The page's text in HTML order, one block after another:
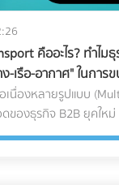
ได้อย่างมีประ
อตใหญ่อยู่ใช่ไหม? ไม่ต้
าย! ค้นหาและเปรียบเ
ส่งเหมาคัน, และบริษัท
ประเภท ผ่านการคัดกร
ริมาณการเข้า-ออกขอ
อสินค้าที่มีน้ำหนักมาก/
จุดรับสินค้าและจุดจ่าย
ะด้านของผนังอาคาร)
คาร หรือพื้นที่ที่ดิน ข้อ
างชัดเจน ลดความแอ
ก้: ลงบันทึกรายได้และ
อกจากจะปลอดภัยจาก
รที่แท้จริง ยังช่วยให้ธุร
ลงทุนได้ง่ายขึ้นด้วย 2.
รูปแบบ ความผิดพลาด
Error) เช่น พิ
จ่ายไม่ครบ ถือเป็นหนึ่ง
วิธีแก้: เปลี่ยนจากการใช้
คืออะไร? ทำไม
-เรือ-อากาศ" ในการ
เนื่องหลายรูปแบบ
ของธุรกิจ B2B ยุคให
วจริงที่ช่วยคุมต้นทุนแล